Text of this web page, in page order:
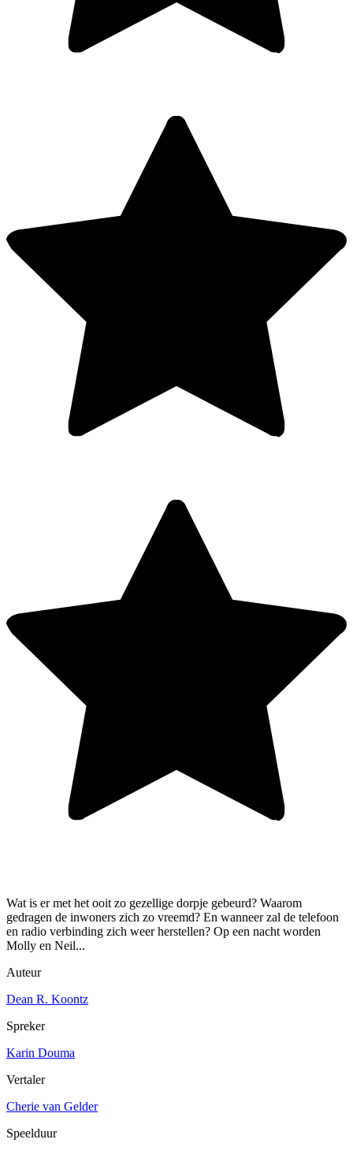
Wat is er met het ooit zo gezellige dorpje gebeurd? Waarom
gedragen de inwoners zich zo vreemd? En wanneer zal de telefoon
en radio verbinding zich weer herstellen? Op een nacht worden
Molly en Neil...
Auteur
Dean R. Koontz
Spreker
Karin Douma
Vertaler
Cherie van Gelder
Speelduur